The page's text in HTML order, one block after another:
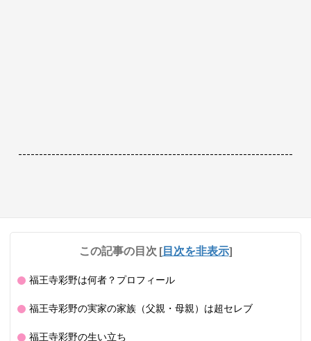
------------------------------------------------------------------
この記事の目次 [目次を非表示]
福王寺彩野は何者？プロフィール
福王寺彩野の実家の家族（父親・母親）は超セレブ
福王寺彩野の生い立ち